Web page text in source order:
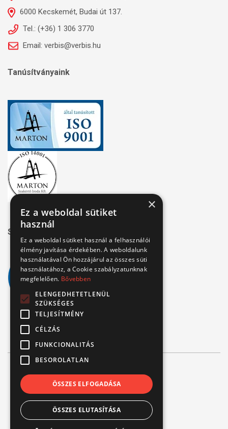
6000 Kecskemét, Budai út 137.
Tel.: (+36) 1 306 3770
Email: verbis@verbis.hu
Tanúsítványaink
Széchenyi 2020
© Verbis Kft 2026
ÁSZF
Adatvédelem
×
Ez a weboldal sütiket
használ
Ez a weboldal sütiket használ a felhasználói
élmény javítása érdekében. A weboldalunk
használatával Ön hozzájárul az összes süti
használatához, a Cookie szabályzatunknak
megfelelően. Bővebben
ELENGEDHETETLENÜL
SZÜKSÉGES
TELJESÍTMÉNY
CÉLZÁS
FUNKCIONALITÁS
BESOROLATLAN
ÖSSZES ELFOGADÁSA
ÖSSZES ELUTASÍTÁSA